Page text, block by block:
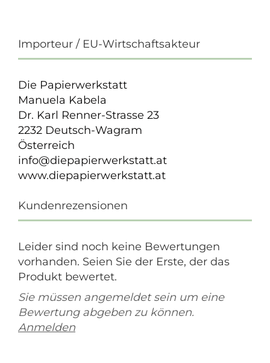
Importeur / EU-Wirtschaftsakteur
Die Papierwerkstatt
Manuela Kabela
Dr. Karl Renner-Strasse 23
2232 Deutsch-Wagram
Österreich
info@diepapierwerkstatt.at
www.diepapierwerkstatt.at
Kundenrezensionen
Leider sind noch keine Bewertungen
vorhanden. Seien Sie der Erste, der das
Produkt bewertet.
Sie müssen angemeldet sein um eine
Bewertung abgeben zu können.
Anmelden